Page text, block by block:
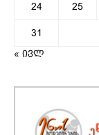
24 25
31
« ივლ